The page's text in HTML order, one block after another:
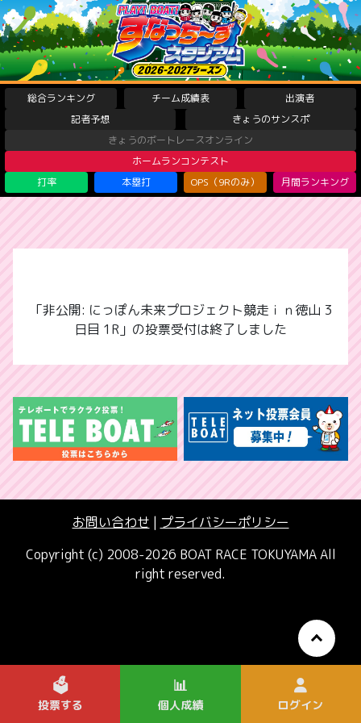
総合ランキング チーム成績表
出演者
記者予想
きょうのサンスポ
きょうのボートレースオンライン
ホームランコンテスト
打率
本塁打 OPS（9Rのみ） 月間ランキング
「非公開: にっぽん未来プロジェクト競走ｉｎ徳山 3
日目 1R」の投票受付は終了しました
お問い合わせ | プライバシーポリシー
Copyright (c) 2008-2026 BOAT RACE TOKUYAMA All
right reserved.
🗳️
投票する
📊
個人成績 ログイン